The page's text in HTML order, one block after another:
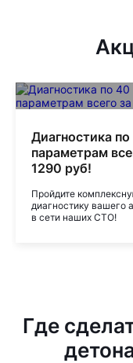
Диагностика
параметрам
1290 руб!
Пройдите
диагностику вашего
в сети наших СТО!
Где